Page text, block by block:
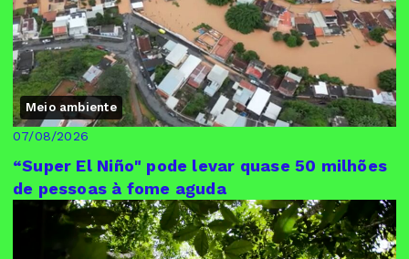
Meio ambiente
07/08/2026
“Super El Niño" pode levar quase 50 milhões
de pessoas à fome aguda